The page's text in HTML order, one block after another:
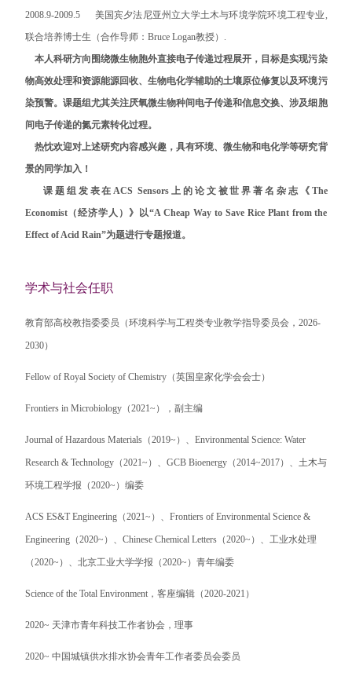
2008.9-2009.5 美国宾夕法尼亚州立大学土木与环境学院环境工程专业,
联合培养博士生（合作导师：Bruce Logan教授）.
本人科研方向围绕微生物胞外直接电子传递过程展开，目标是实现污染
物高效处理和资源能源回收、生物电化学辅助的土壤原位修复以及环境污
染预警。课题组尤其关注厌氧微生物种间电子传递和信息交换、涉及细胞
间电子传递的氮元素转化过程。
热忱欢迎对上述研究内容感兴趣，具有环境、微生物和电化学等研究背
景的同学加入！
课题组发表在ACS Sensors上的论文被世界著名杂志《The
Economist（经济学人）》以“A Cheap Way to Save Rice Plant from the
Effect of Acid Rain”为题进行专题报道。
学术与社会任职
教育部高校教指委委员（环境科学与工程类专业教学指导委员会，2026-
2030）
Fellow of Royal Society of Chemistry（英国皇家化学会会士）
Frontiers in Microbiology（2021~ ），副主编
Journal of Hazardous Materials（2019~ ）、 Environmental Science: Water
Research & Technology（2021~ ）、 GCB Bioenergy（2014~2017）、土木与
环境工程学报（2020~ ）编委
ACS ES&T Engineering（2021~ ）、 Frontiers of Environmental Science &
Engineering（2020~ ）、 Chinese Chemical Letters（2020~ ）、工业水处理
（2020~ ）、北京工业大学学报（2020~ ）青年编委
Science of the Total Environment，客座编辑（2020-2021 ）
2020~ 天津市青年科技工作者协会，理事
2020~ 中国城镇供水排水协会青年工作者委员会委员